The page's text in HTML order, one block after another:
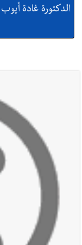
الدكتورة غادة
الحلوة - في منطقة
أخبار صيدا
في ثانوية
أخبار صيدا
بعاصيري والبيلاني